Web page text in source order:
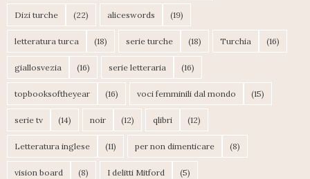
Dizi turche (22) aliceswords (19)
letteratura turca (18) serie turche (18) Turchia (16)
giallosvezia (16) serie letteraria (16)
topbooksoftheyear (16) voci femminili dal mondo (15)
serie tv (14) noir (12) qlibri (12)
Letteratura inglese (11) per non dimenticare (8)
vision board (8) I delitti Mitford (5)